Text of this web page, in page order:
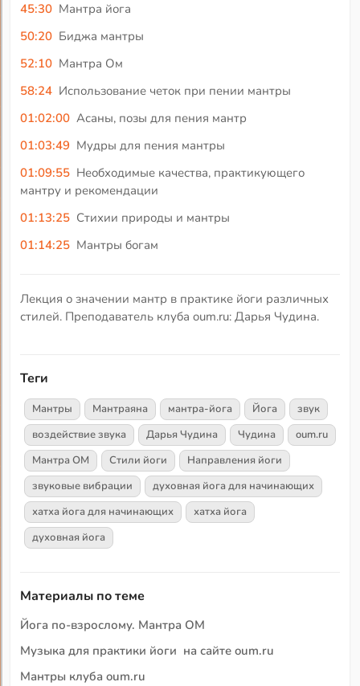
45:30 Мантра йога
50:20 Биджа мантры
52:10 Мантра Ом
58:24 Использование четок при пении мантры
01:02:00 Асаны, позы для пения мантр
01:03:49 Мудры для пения мантры
01:09:55 Необходимые качества, практикующего
мантру и рекомендации
01:13:25 Стихии природы и мантры
01:14:25 Мантры богам
Лекция о значении мантр в практике йоги различных
стилей. Преподаватель клуба oum.ru: Дарья Чудина.
Теги
Мантры Мантраяна мантра-йога Йога
звук
воздействие звука
Дарья Чудина Чудина
oum.ru
Мантра ОМ
Стили йоги
Направления йоги
звуковые вибрации
духовная йога для начинающих
хатха йога для начинающих
хатха йога
духовная йога
Материалы по теме
Йога по-взрослому. Мантра ОМ
Музыка для практики йоги на сайте oum.ru
Мантры клуба oum.ru